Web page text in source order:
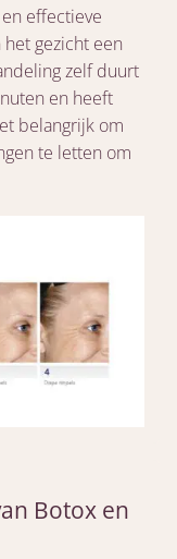
effectieve
gezicht een
zelf duurt
en heeft
belangrijk om
te letten om
Botox en